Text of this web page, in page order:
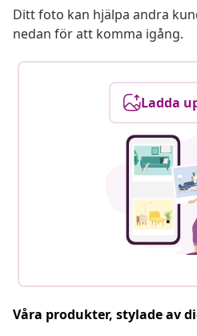
Ditt foto kan hjälpa andra
nedan för att komma igång.
Ladda
Våra produkter, stylade av